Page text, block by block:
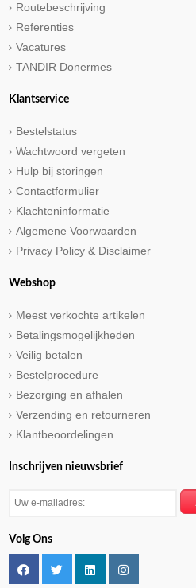
Routebeschrijving
Referenties
Vacatures
TANDIR Donermes
Klantservice
Bestelstatus
Wachtwoord vergeten
Hulp bij storingen
Contactformulier
Klachteninformatie
Algemene Voorwaarden
Privacy Policy & Disclaimer
Webshop
Meest verkochte artikelen
Betalingsmogelijkheden
Veilig betalen
Bestelprocedure
Bezorging en afhalen
Verzending en retourneren
Klantbeoordelingen
Inschrijven nieuwsbrief
Volg Ons